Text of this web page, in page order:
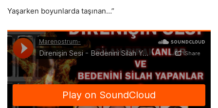
Yaşarken boyunlarda taşınan…”